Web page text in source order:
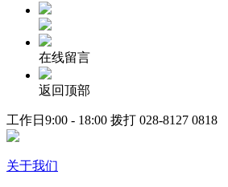
在线留言
返回顶部
工作日9:00 - 18:00 拨打 028-8127 0818
关于我们